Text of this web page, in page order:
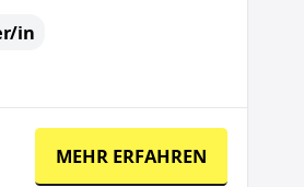
in
MEHR ERFAHREN